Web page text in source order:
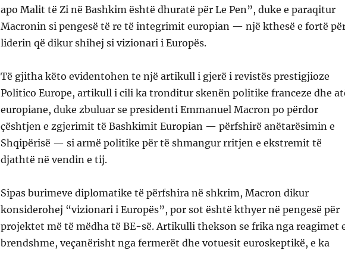
apo Malit të Zi në Bashkim është dhuratë për Le Pen”, duke e paraqitur
Macronin si pengesë të re të integrimit europian — një kthesë e fortë
liderin që dikur shihej si vizionari i Europës.
Të gjitha këto evidentohen te një artikull i gjerë i revistës prestigjioze
Politico Europe, artikull i cili ka tronditur skenën politike franceze dhe
europiane, duke zbuluar se presidenti Emmanuel Macron po përdor
çështjen e zgjerimit të Bashkimit Europian — përfshirë anëtarësimin e
Shqipërisë — si armë politike për të shmangur rritjen e ekstremit të
djathtë në vendin e tij.
Sipas burimeve diplomatike të përfshira në shkrim, Macron dikur
konsiderohej “vizionari i Europës”, por sot është kthyer në pengesë për
projektet më të mëdha të BE-së. Artikulli thekson se frika nga reagimet
brendshme, veçanërisht nga fermerët dhe votuesit euroskeptikë, e ka